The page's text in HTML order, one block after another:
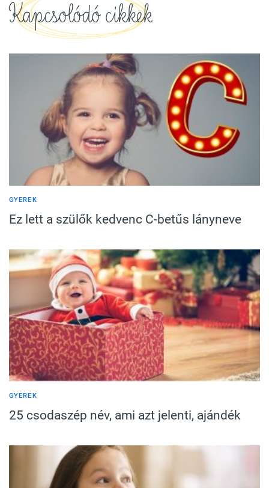
Kapcsolódó cikkek
GYEREK
Ez lett a szülők kedvenc C-betűs lányneve
GYEREK
25 csodaszép név, ami azt jelenti, ajándék